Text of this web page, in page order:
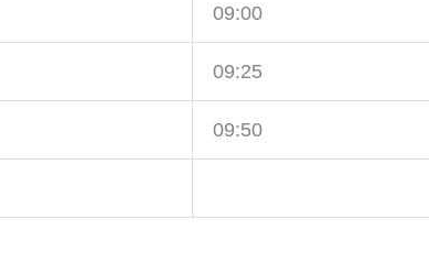
09:00
09:25
09:50